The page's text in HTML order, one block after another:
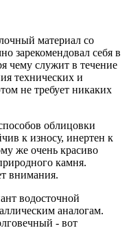
материал со
зарекомендовал себя в
чему служит в течение
технических и
не требует никаких
облицовки
к износу, инертен к
же очень красиво
камня.
внимания.
водосточной
аналогам.
- вот